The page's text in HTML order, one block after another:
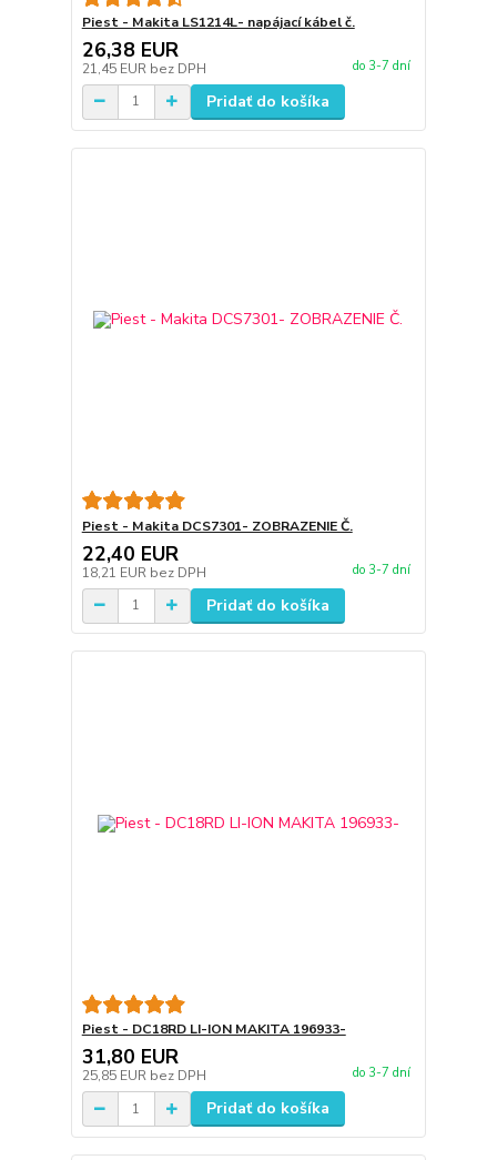
Piest - Makita LS1214L- napájací kábel č.
26,38 EUR
21,45 EUR bez DPH do 3-7 dní
Pridať do košíka
Piest - Makita DCS7301- ZOBRAZENIE Č.
22,40 EUR
18,21 EUR bez DPH do 3-7 dní
Pridať do košíka
Piest - DC18RD LI-ION MAKITA 196933-
31,80 EUR
25,85 EUR bez DPH do 3-7 dní
Pridať do košíka